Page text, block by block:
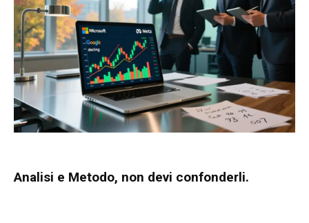
Analisi e Metodo, non devi confonderli.